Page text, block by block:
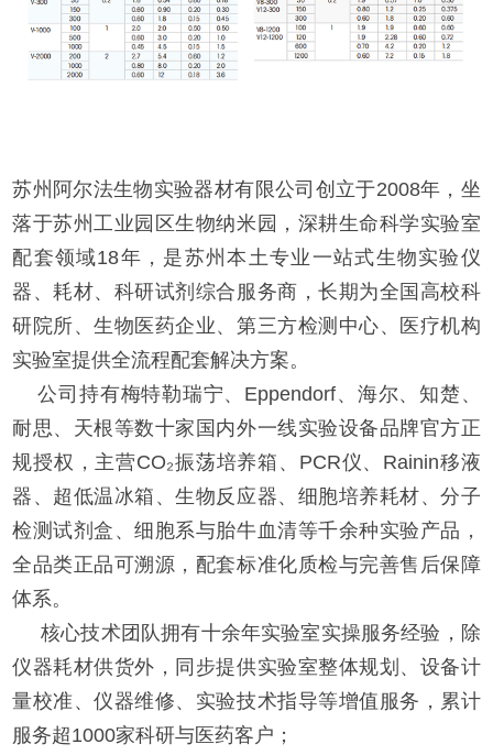
苏州阿尔法生物实验器材有限公司创立于2008年，坐
落于苏州工业园区生物纳米园，深耕生命科学实验室
配套领域18年，是苏州本土专业一站式生物实验仪
器、耗材、科研试剂综合服务商，长期为全国高校科
研院所、生物医药企业、第三方检测中心、医疗机构
实验室提供全流程配套解决方案。
公司持有梅特勒瑞宁、Eppendorf、海尔、知楚、
耐思、天根等数十家国内外一线实验设备品牌官方正
规授权，主营CO₂振荡培养箱、PCR仪、Rainin移液
器、超低温冰箱、生物反应器、细胞培养耗材、分子
检测试剂盒、细胞系与胎牛血清等千余种实验产品，
全品类正品可溯源，配套标准化质检与完善售后保障
体系。
核心技术团队拥有十余年实验室实操服务经验，除
仪器耗材供货外，同步提供实验室整体规划、设备计
量校准、仪器维修、实验技术指导等增值服务，累计
服务超1000家科研与医药客户；